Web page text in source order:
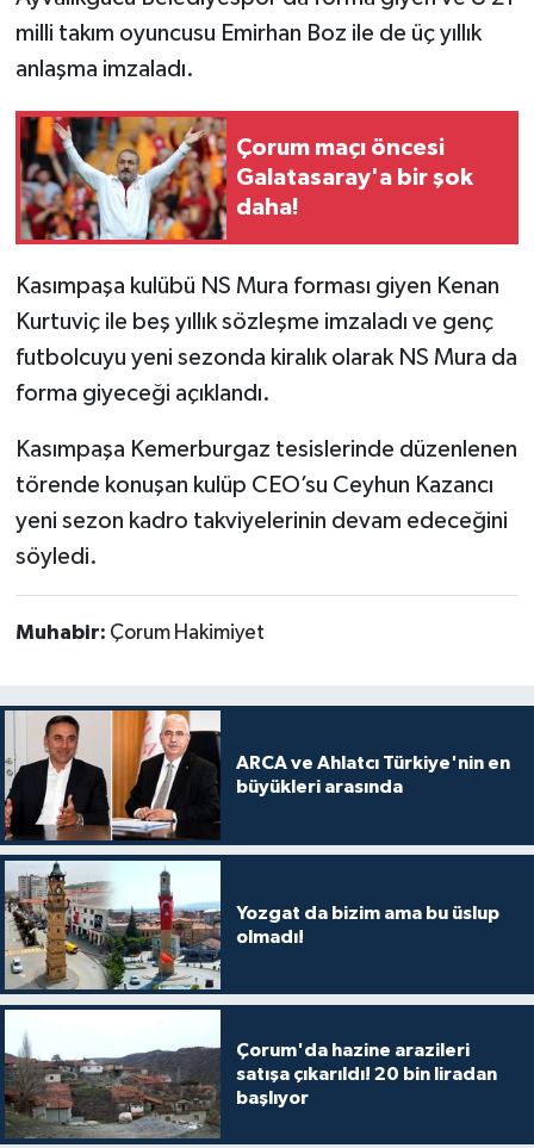
milli takım oyuncusu Emirhan Boz ile de üç yıllık
anlaşma imzaladı.
Çorum maçı öncesi
Galatasaray'a bir şok
daha!
Kasımpaşa kulübü NS Mura forması giyen Kenan
Kurtuviç ile beş yıllık sözleşme imzaladı ve genç
futbolcuyu yeni sezonda kiralık olarak NS Mura da
forma giyeceği açıklandı.
Kasımpaşa Kemerburgaz tesislerinde düzenlenen
törende konuşan kulüp CEO’su Ceyhun Kazancı
yeni sezon kadro takviyelerinin devam edeceğini
söyledi.
Muhabir: Çorum Hakimiyet
ARCA ve Ahlatcı Türkiye'nin en
büyükleri arasında
Yozgat da bizim ama bu üslup
olmadı!
Çorum'da hazine arazileri
satışa çıkarıldı! 20 bin liradan
başlıyor